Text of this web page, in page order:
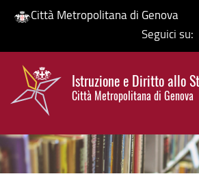
Salta
contenuto
principale
Città Metropolitana di Genova
Seguici su:
Istruzione e Diritto allo
Città Metropolitana di Genova
HP banner